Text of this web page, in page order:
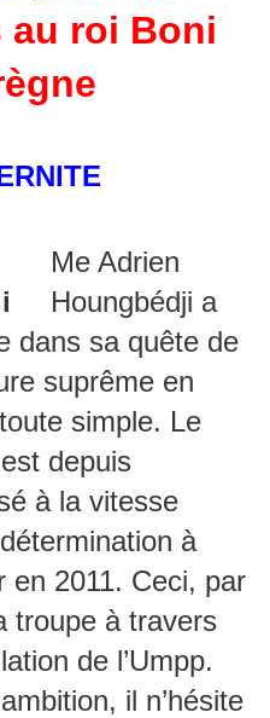
au roi Boni
Me Adrien
Houngbédji a
dans sa quête de
suprême en
simple. Le
depuis
à la vitesse
à
en 2011. Ceci, par
troupe à travers
de l’Umpp.
il n’hésite